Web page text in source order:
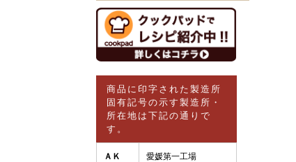
商品に印字された製造所
固有記号の示す製造所・
所在地は下記の通りで
す。
ＡＫ
愛媛第一工場